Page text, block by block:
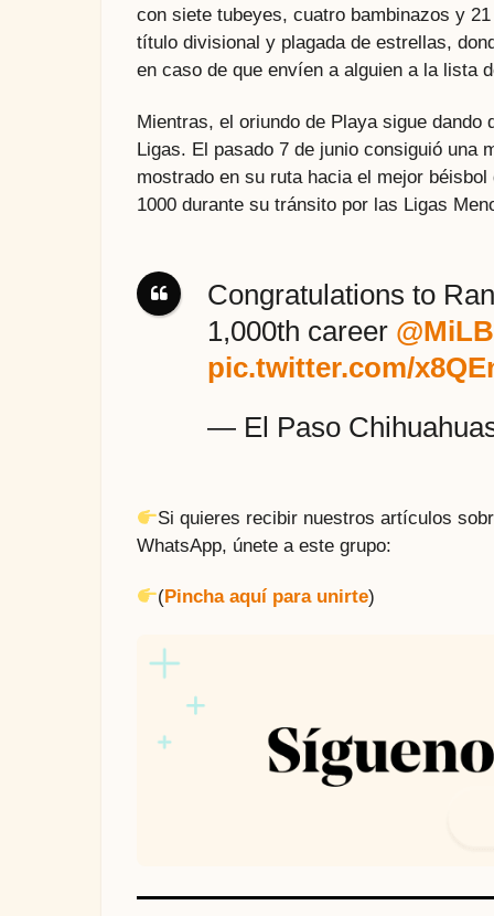
con siete tubeyes, cuatro bambinazos y
título divisional y plagada de estrellas,
en caso de que envíen a alguien a la lista
Mientras, el oriundo de Playa sigue
Ligas. El pasado 7 de junio consiguió una
mostrado en su ruta hacia el mejor
1000 durante su tránsito por las Ligas
Congratulations to
1,000th career @MiLB
pic.twitter.com/
— El Paso
Si quieres recibir nuestros artículos
WhatsApp, únete a este grupo:
(Pincha aquí para unirte)